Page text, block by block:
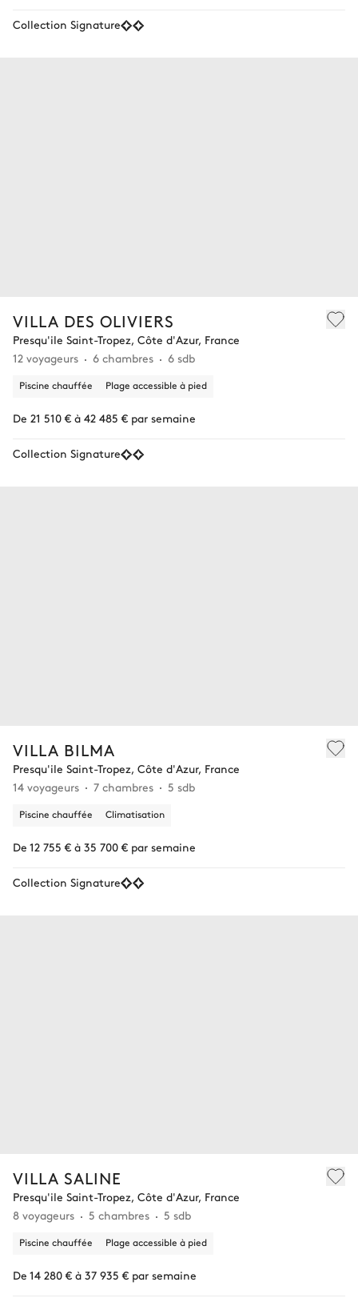
Collection Signature
VILLA DES OLIVIERS
Presqu'ile Saint-Tropez, Côte d'Azur, France
12 voyageurs
6 chambres 6 sdb
Piscine chauffée Plage accessible à pied
De 21 510 € à 42 485 € par semaine
Collection Signature
VILLA BILMA
Presqu'ile Saint-Tropez, Côte d'Azur, France
14 voyageurs
7 chambres 5 sdb
Piscine chauffée Climatisation
De 12 755 € à 35 700 € par semaine
Collection Signature
VILLA SALINE
Presqu'ile Saint-Tropez, Côte d'Azur, France
8 voyageurs
5 chambres 5 sdb
Piscine chauffée Plage accessible à pied
De 14 280 € à 37 935 € par semaine